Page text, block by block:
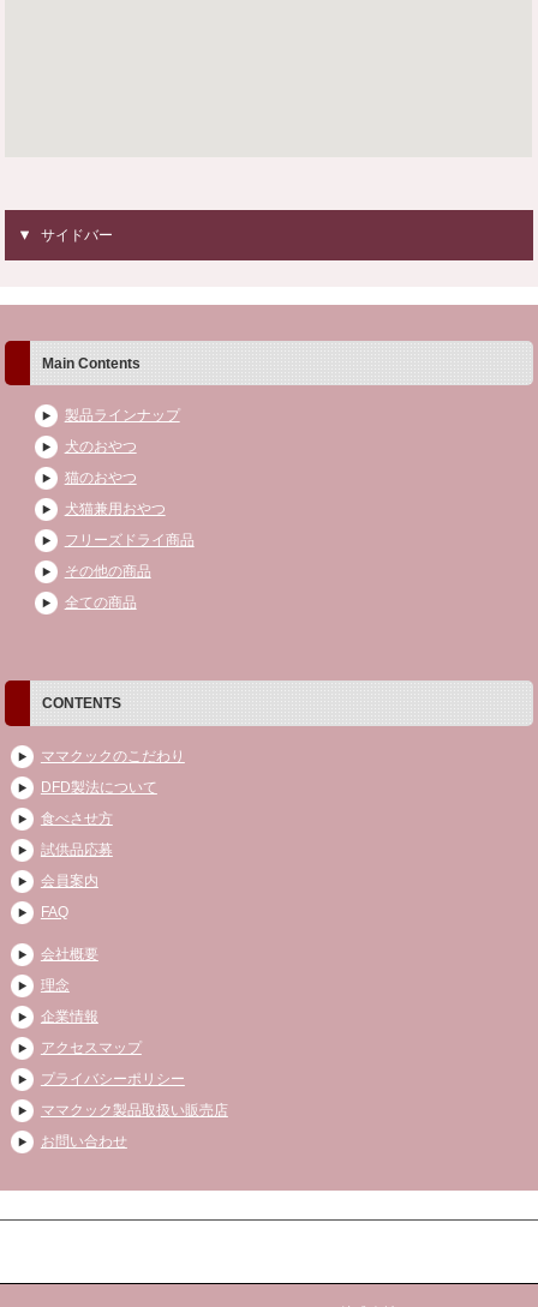
サイドバー
Main Contents
製品ラインナップ
犬のおやつ
猫のおやつ
犬猫兼用おやつ
フリーズドライ商品
その他の商品
全ての商品
CONTENTS
ママクックのこだわり
DFD製法について
食べさせ方
試供品応募
会員案内
FAQ
会社概要
理念
企業情報
アクセスマップ
プライバシーポリシー
ママクック製品取扱い販売店
お問い合わせ